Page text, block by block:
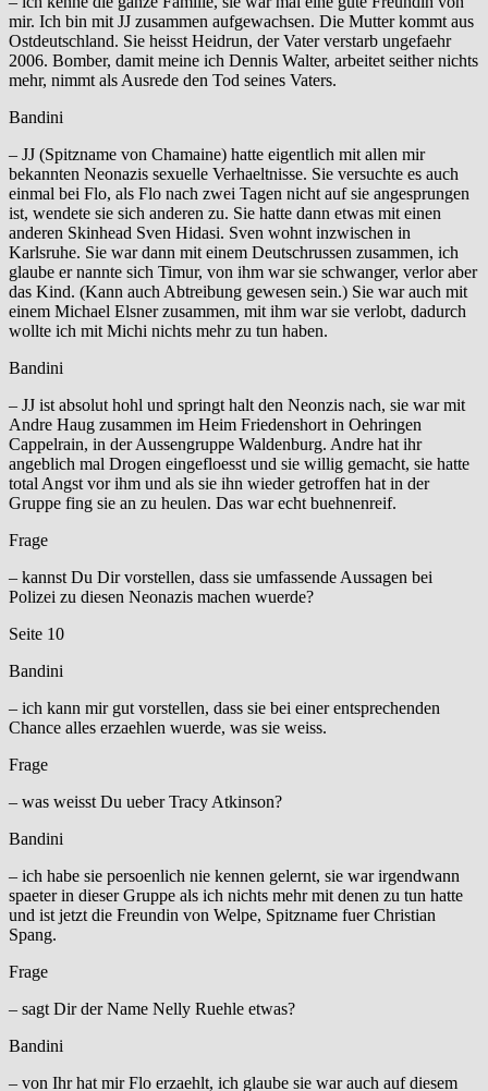
mir. Ich bin mit JJ zusammen aufgewachsen. Die Mutter kommt aus
Ostdeutschland. Sie heisst Heidrun, der Vater verstarb ungefaehr
2006. Bomber, damit meine ich Dennis Walter, arbeitet seither nichts
mehr, nimmt als Ausrede den Tod seines Vaters.
Bandini
– JJ (Spitzname von Chamaine) hatte eigentlich mit allen mir
bekannten Neonazis sexuelle Verhaeltnisse. Sie versuchte es auch
einmal bei Flo, als Flo nach zwei Tagen nicht auf sie angesprungen
ist, wendete sie sich anderen zu. Sie hatte dann etwas mit einen
anderen Skinhead Sven Hidasi. Sven wohnt inzwischen in
Karlsruhe. Sie war dann mit einem Deutschrussen zusammen, ich
glaube er nannte sich Timur, von ihm war sie schwanger, verlor aber
das Kind. (Kann auch Abtreibung gewesen sein.) Sie war auch mit
einem Michael Elsner zusammen, mit ihm war sie verlobt, dadurch
wollte ich mit Michi nichts mehr zu tun haben.
Bandini
– JJ ist absolut hohl und springt halt den Neonzis nach, sie war mit
Andre Haug zusammen im Heim Friedenshort in Oehringen
Cappelrain, in der Aussengruppe Waldenburg. Andre hat ihr
angeblich mal Drogen eingefloesst und sie willig gemacht, sie hatte
total Angst vor ihm und als sie ihn wieder getroffen hat in der
Gruppe fing sie an zu heulen. Das war echt buehnenreif.
Frage
– kannst Du Dir vorstellen, dass sie umfassende Aussagen bei
Polizei zu diesen Neonazis machen wuerde?
Seite 10
Bandini
– ich kann mir gut vorstellen, dass sie bei einer entsprechenden
Chance alles erzaehlen wuerde, was sie weiss.
Frage
– was weisst Du ueber Tracy Atkinson?
Bandini
– ich habe sie persoenlich nie kennen gelernt, sie war irgendwann
spaeter in dieser Gruppe als ich nichts mehr mit denen zu tun hatte
und ist jetzt die Freundin von Welpe, Spitzname fuer Christian
Spang.
Frage
– sagt Dir der Name Nelly Ruehle etwas?
Bandini
– von Ihr hat mir Flo erzaehlt, ich glaube sie war auch auf diesem